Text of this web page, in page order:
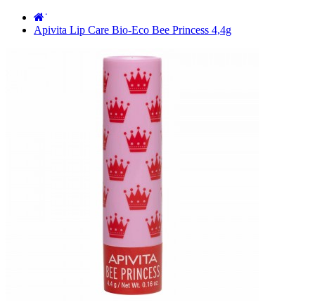
˙
Apivita Lip Care Bio-Eco Bee Princess 4,4g